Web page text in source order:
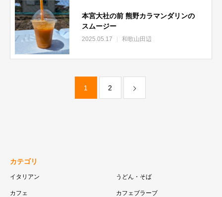
本宮大社の前 熊野カラマンダリンの
スムージー
2025.05.17 和歌山田辺
1 2
カテゴリ
イタリアン うどん・そば
カフェ カフェブラーブ